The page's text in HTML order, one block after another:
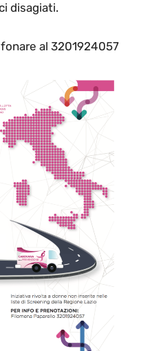
disagiati.
al 3201924057